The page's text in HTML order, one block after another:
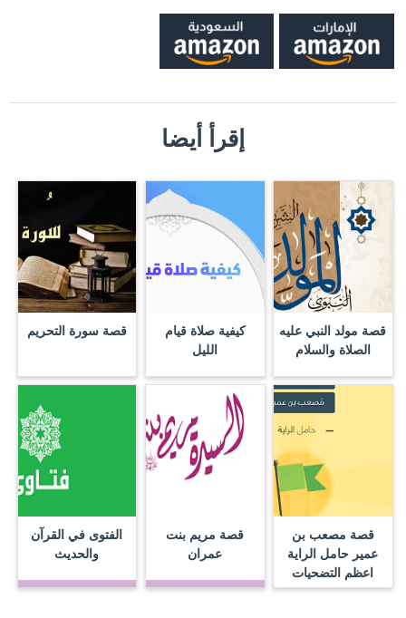
إقرأ أيضا
قصة مولد النبي عليه
الصلاة والسلام
كيفية صلاة قيام
الليل
قصة سورة التحريم
قصة مصعب بن
عمير حامل الراية
اعظم التضحيات
قصة مريم بنت
عمران
الفتوى في القرآن
والحديث